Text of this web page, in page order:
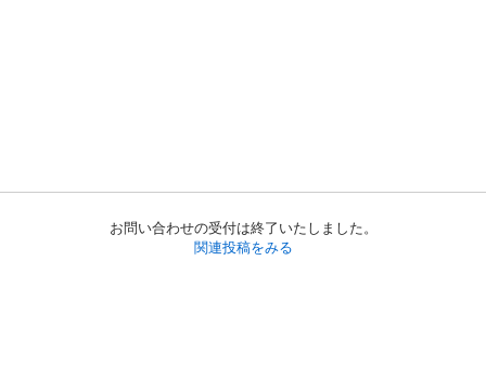
お問い合わせの受付は終了いたしました。
関連投稿をみる